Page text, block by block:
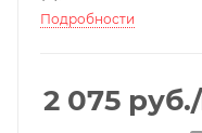
Подробности
2 075 руб.